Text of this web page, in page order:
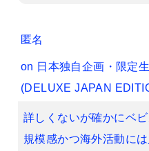
匿名
on 日本独自企画・限定
(DELUXE JAPAN
詳しくないが確かにベ
規模感かつ海外活動に